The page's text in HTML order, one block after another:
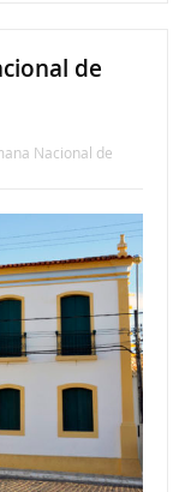
de
Nacional de